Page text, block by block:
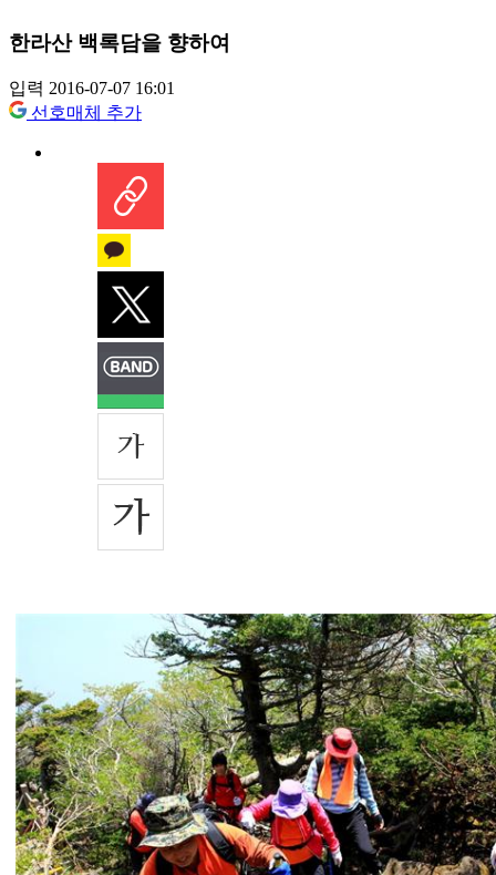
한라산 백록담을 향하여
입력 2016-07-07 16:01
선호매체 추가